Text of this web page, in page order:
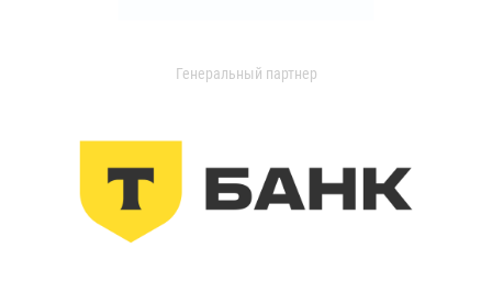
Генеральный партнер